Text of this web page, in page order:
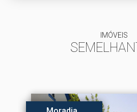
IMÓVEIS